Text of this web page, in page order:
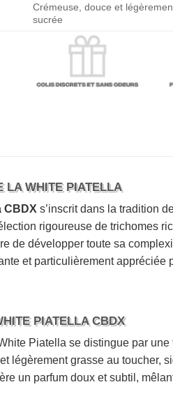
Crémeuse, douce et
sucrée
LA WHITE PIATELLA
CBDX s’inscrit dans la tradition
rigoureuse de trichomes
de développer toute sa
et particulièrement
PIATELLA CBDX
Piatella se distingue par
légèrement grasse au toucher,
un parfum doux et subtil,